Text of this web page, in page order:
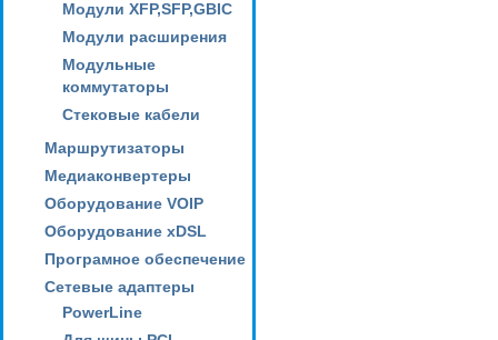
Модули XFP,SFP,GBIC
Модули расширения
Модульные
коммутаторы
Стековые кабели
Маршрутизаторы
Медиаконвертеры
Оборудование VOIP
Оборудование xDSL
Програмное обеспечение
Сетевые адаптеры
PowerLine